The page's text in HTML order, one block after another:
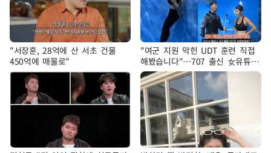
"서장훈, 28억에 산 서초 건물
450억에 매물로"
"여군 지원 막힌 UDT 훈련 직접
해봤습니다"…707 출신 女유튜버
'완벽 소화'